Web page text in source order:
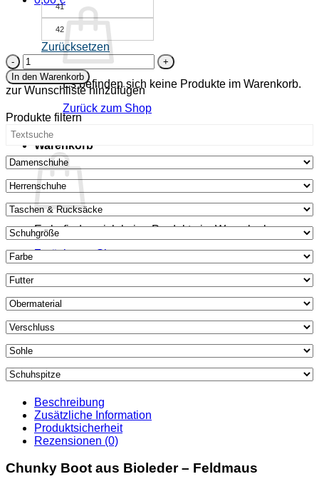
Es befinden sich keine Produkte im Warenkorb.
Zurück zum Shop
Warenkorb
Es befinden sich keine Produkte im Warenkorb.
Zurück zum Shop
41
42
Zurücksetzen
Chunky
Boot
aus
Bioleder
Feldmaus
-
mokka
Menge
In den Warenkorb
zur Wunschliste hinzufügen
Produkte filtern
Beschreibung
Zusätzliche Information
Produktsicherheit
Rezensionen (0)
Chunky Boot aus Bioleder – Feldmaus